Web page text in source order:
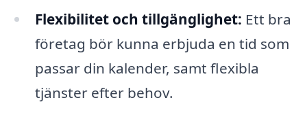
Flexibilitet och tillgänglighet: Ett bra
företag bör kunna erbjuda en tid som
passar din kalender, samt flexibla
tjänster efter behov.